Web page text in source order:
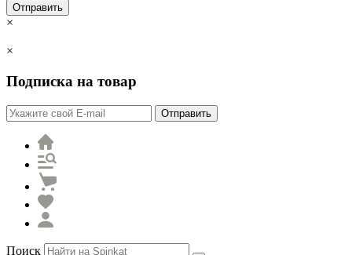
Отправить
×
×
Подписка на товар
Отправить
Поиск